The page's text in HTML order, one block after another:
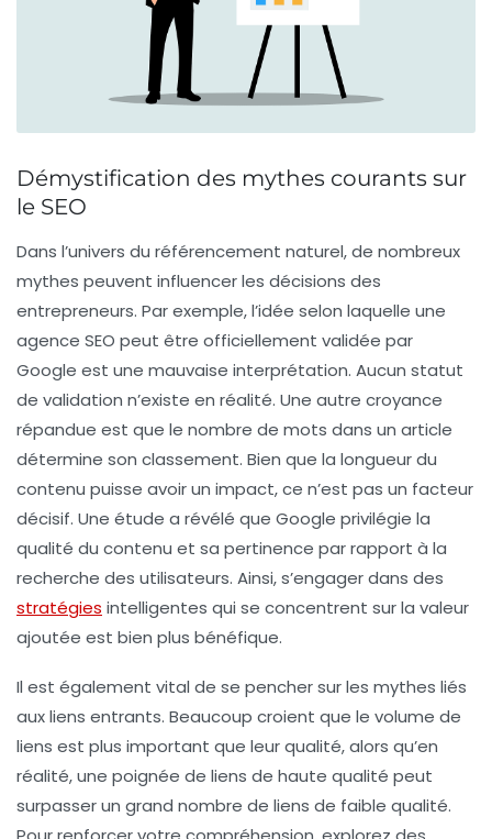
Démystification des mythes courants sur
le SEO
Dans l’univers du référencement naturel, de nombreux
mythes peuvent influencer les décisions des
entrepreneurs. Par exemple, l’idée selon laquelle une
agence SEO peut être officiellement validée par
Google est une mauvaise interprétation. Aucun statut
de validation n’existe en réalité. Une autre croyance
répandue est que le nombre de mots dans un article
détermine son classement. Bien que la longueur du
contenu puisse avoir un impact, ce n’est pas un facteur
décisif. Une étude a révélé que Google privilégie la
qualité du contenu et sa pertinence par rapport à la
recherche des utilisateurs. Ainsi, s’engager dans des
stratégies intelligentes qui se concentrent sur la valeur
ajoutée est bien plus bénéfique.
Il est également vital de se pencher sur les mythes liés
auxliens entrants. Beaucoup croient que le volume de
liens est plus important que leur qualité, alors qu’en
réalité, une poignée de liens de haute qualité peut
surpasser un grand nombre de liens de faible qualité.